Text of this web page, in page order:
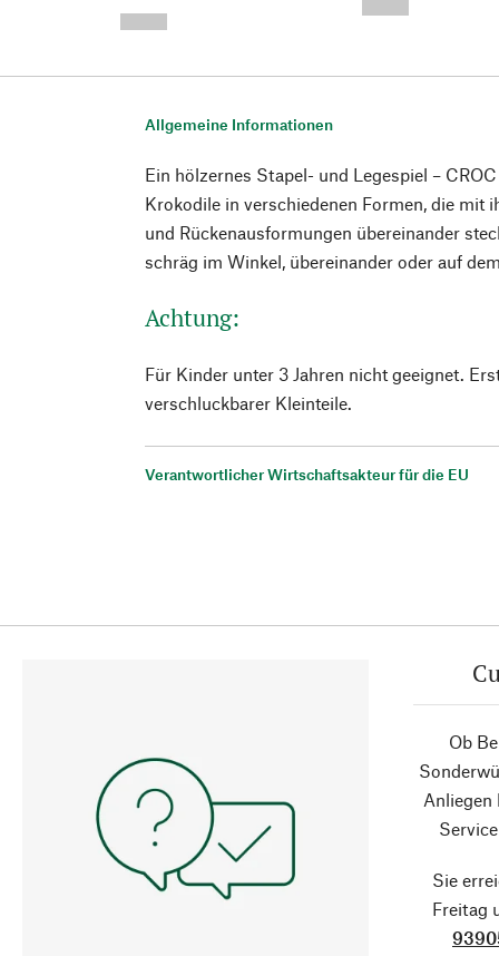
Allgemeine Informationen
Ein hölzernes Stapel- und Legespiel –
Krokodile in verschiedenen Formen, die mit
und Rückenausformungen übereinander
schräg im Winkel, übereinander oder auf
Achtung:
Für Kinder unter 3 Jahren nicht geeignet.
verschluckbarer Kleinteile.
Verantwortlicher Wirtschaftsakteur für die EU
Ob
Anliegen
Sie
Freitag